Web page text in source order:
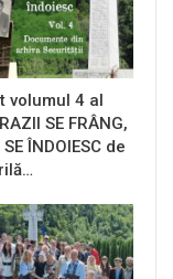
volumul 4 al
SE FRÂNG,
ÎNDOIESC de